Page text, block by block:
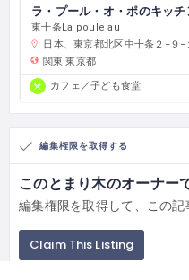
ラ・プール・オ・ポのキッチ
東十条La poule au
日本、東京都北区中十条２−９−
関東 東京都
カフェ／子ども食堂
編集権限を取得する
このとまり木のオーナー
編集権限を取得して、この記
Claim This Listing